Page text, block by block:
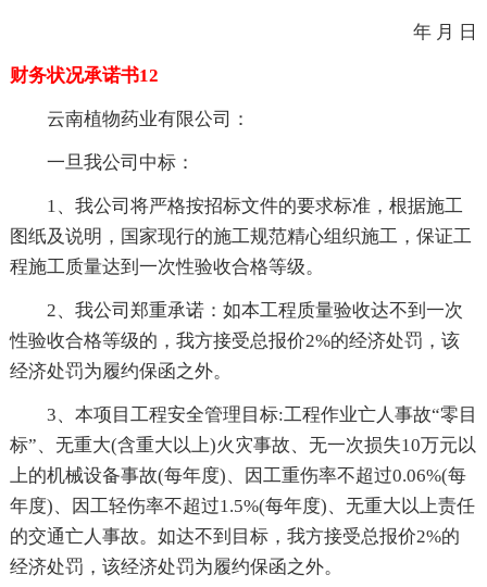
年 月 日
财务状况承诺书12
云南植物药业有限公司：
一旦我公司中标：
1、我公司将严格按招标文件的要求标准，根据施工
图纸及说明，国家现行的施工规范精心组织施工，保证工
程施工质量达到一次性验收合格等级。
2、我公司郑重承诺：如本工程质量验收达不到一次
性验收合格等级的，我方接受总报价2%的经济处罚，该
经济处罚为履约保函之外。
3、本项目工程安全管理目标:工程作业亡人事故“零目
标”、无重大(含重大以上)火灾事故、无一次损失10万元以
上的机械设备事故(每年度)、因工重伤率不超过0.06%(每
年度)、因工轻伤率不超过1.5%(每年度)、无重大以上责任
的交通亡人事故。如达不到目标，我方接受总报价2%的
经济处罚，该经济处罚为履约保函之外。